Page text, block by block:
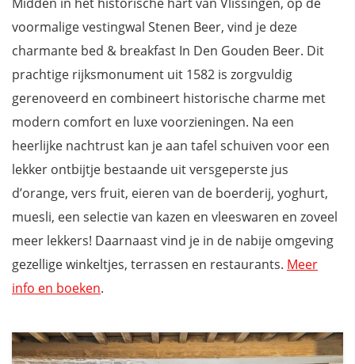
voormalige vestingwal Stenen Beer, vind je deze
charmante bed & breakfast In Den Gouden Beer. Dit
prachtige rijksmonument uit 1582 is zorgvuldig
gerenoveerd en combineert historische charme met
modern comfort en luxe voorzieningen. Na een
heerlijke nachtrust kan je aan tafel schuiven voor een
lekker ontbijtje bestaande uit versgeperste jus
d’orange, vers fruit, eieren van de boerderij, yoghurt,
muesli, een selectie van kazen en vleeswaren en zoveel
meer lekkers! Daarnaast vind je in de nabije omgeving
gezellige winkeltjes, terrassen en restaurants. Meer
info en boeken.